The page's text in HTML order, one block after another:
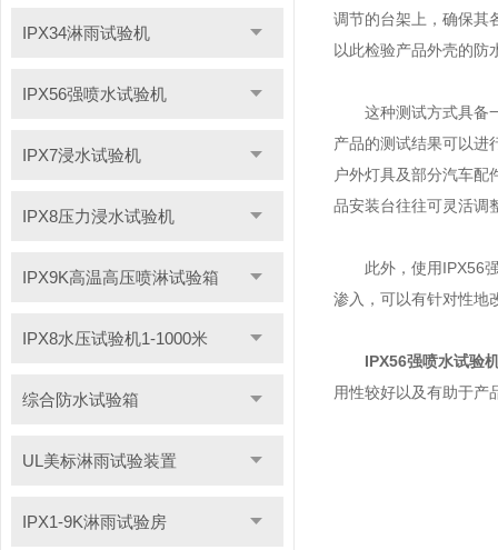
IPX34淋雨试验机
IPX56强喷水试验机
IPX7浸水试验机
IPX8压力浸水试验机
IPX9K高温高压喷淋试验箱
IPX8水压试验机1-1000米
综合防水试验箱
UL美标淋雨试验装置
IPX1-9K淋雨试验房
调节的台架上，确保其
以此检验产品外壳的防
这种测试方式具备一
产品的测试结果可以进
户外灯具及部分汽车
品安装台往往可灵活调
此外，使用IPX56强
渗入，可以有针对性地
IPX56强喷水试验
用性较好以及有助于产